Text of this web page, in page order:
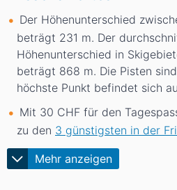
Mehr anzeigen
Der Höhenunterschied
beträgt 231 m. Der
Höhenunterschied in
beträgt 868 m. Die Pisten
höchste Punkt befindet sich
Mit 30 CHF für den
zu den 3 günstigsten in der